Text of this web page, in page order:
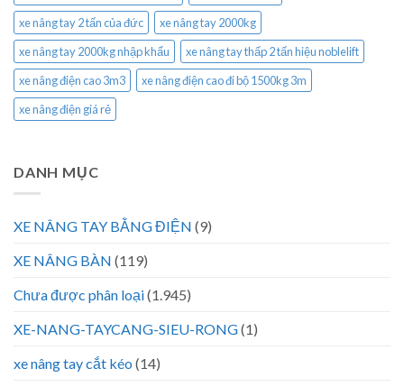
xe nâng tay 2 tấn của đức
xe nâng tay 2000kg
xe nâng tay 2000kg nhập khẩu
xe nâng tay thấp 2 tấn hiệu noblelift
xe nâng điện cao 3m3
xe nâng điện cao đi bộ 1500kg 3m
xe nâng điện giá rẻ
DANH MỤC
XE NÂNG TAY BẰNG ĐIỆN (9)
XE NÂNG BÀN (119)
Chưa được phân loại(1.945)
XE-NANG-TAYCANG-SIEU-RONG(1)
xe nâng tay cắt kéo (14)